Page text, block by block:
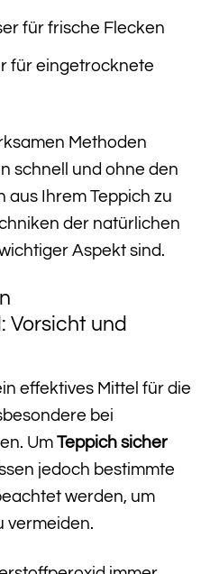
für frische Flecken
für eingetrocknete
Methoden
schnell und ohne den
aus Ihrem Teppich zu
der natürlichen
Aspekt sind.
Vorsicht und
effektives Mittel für die
bei
Um Teppich sicher
jedoch bestimmte
werden, um
vermeiden.